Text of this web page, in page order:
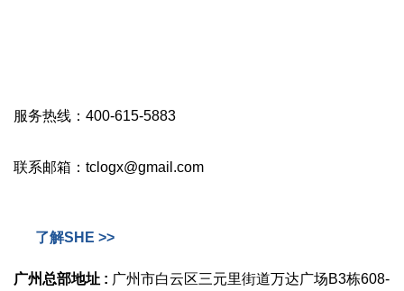
服务热线：400-615-5883
联系邮箱：tclogx@gmail.com
了解SHE >>
广州总部地址 : 广州市白云区三元里街道万达广场B3栋608-